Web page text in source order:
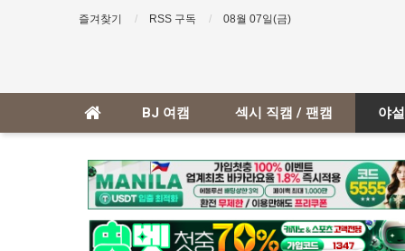
즐겨찾기 RSS 구독 08월 07일(금)
BJ 여캠 섹시 직캠 / 팬캠 야설